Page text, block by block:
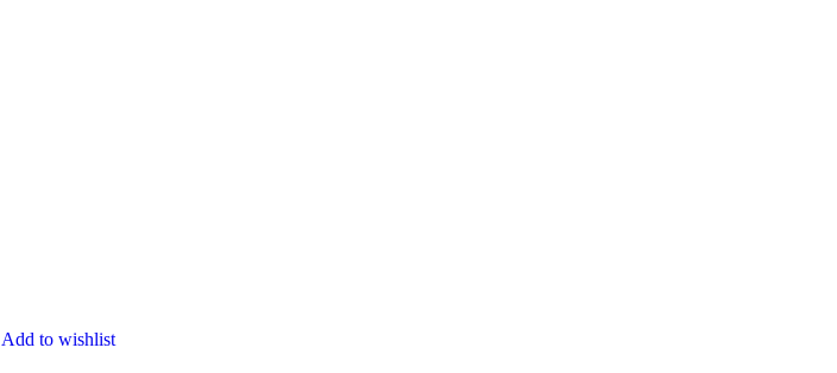
Add to wishlist